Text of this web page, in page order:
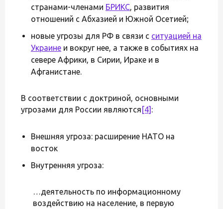
странами-членами БРИКС, развития
отношений с Абхазией и Южной Осетией;
новые угрозы для РФ в связи с ситуацией на
Украине и вокруг нее, а также в событиях на
севере Африки, в Сирии, Ираке и в
Афганистане.
В соответствии с доктриной, основными
угрозами для России являются [4] :
Внешняя угроза: расширение НАТО на
восток
Внутренняя угроза:
…деятельность по информационному
воздействию на население, в первую